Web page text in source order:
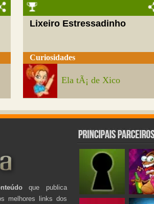
Lixeiro Estressadinho
Curiosidades
Ela tÃ¡ de Xico
que publica
melhores links dos